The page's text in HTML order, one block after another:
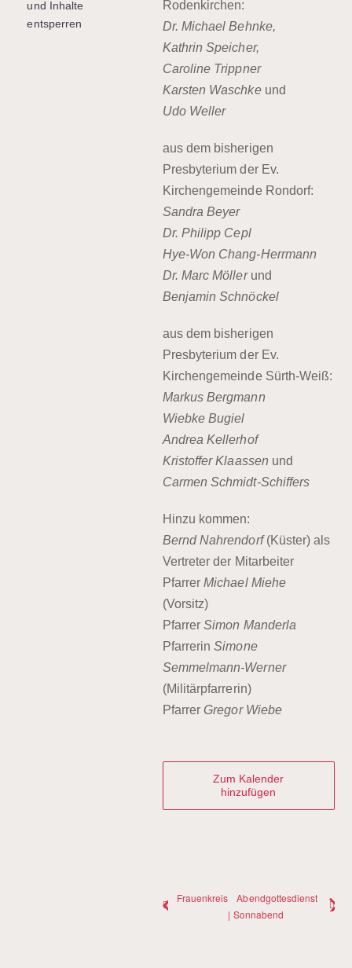
Rodenkirchen:
Dr. Michael Behnke,
Kathrin Speicher,
Caroline Trippner
Karsten Waschke und
Udo Weller
aus dem bisherigen
Presbyterium der Ev.
Kirchengemeinde Rondorf:
Sandra Beyer
Dr. Philipp Cepl
Hye-Won Chang-Herrmann
Dr. Marc Möller und
Benjamin Schnöckel
aus dem bisherigen
Presbyterium der Ev.
Kirchengemeinde Sürth-Weiß:
Markus Bergmann
Wiebke Bugiel
Andrea Kellerhof
Kristoffer Klaassen und
Carmen Schmidt-Schiffers
Hinzu kommen:
Bernd Nahrendorf(Küster) als
Vertreter der Mitarbeiter
Pfarrer Michael Miehe
(Vorsitz)
PfarrerSimon Manderla
PfarrerinSimone
Semmelmann-Werner
(Militärpfarrerin)
PfarrerGregor Wiebe
Zum Kalender
hinzufügen
Frauenkreis
Abendgottesdienst
| Sonnabend
und Inhalte
entsperren